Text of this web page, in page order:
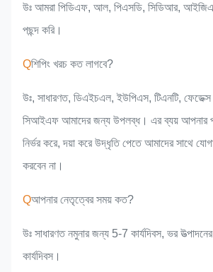
উঃ আমরা পিডিএফ, আল, পিএসডি, সিডিআর,
পছন্দ করি।
Qশিপিং খরচ কত লাগবে?
উঃ, সাধারণত, ডিএইচএল, ইউপিএস, টিএনটি, ফেডেক্স
সিআইএফ আমাদের জন্য উপলব্ধ। এর ব্যয় আপনার
নির্ভর করে, দয়া করে উদ্ধৃতি পেতে আমাদের সাথে
করবেন না।
Qআপনার নেতৃত্বের সময় কত?
উঃ সাধারণত নমুনার জন্য 5-7 কার্যদিবস, ভর
কার্যদিবস।